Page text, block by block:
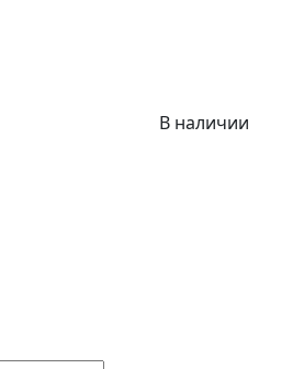
В наличии